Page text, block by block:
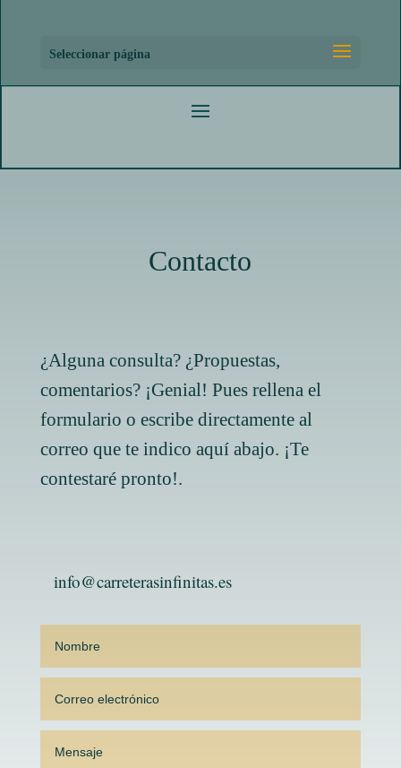
Seleccionar página
Contacto
¿Alguna consulta? ¿Propuestas,
comentarios? ¡Genial! Pues rellena el
formulario o escribe directamente al
correo que te indico aquí abajo. ¡Te
contestaré pronto!.
info@carreterasinfinitas.es